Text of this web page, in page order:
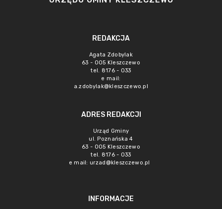
REDAKCJA
Agata Zdobylak
63 - 005 Kleszczewo
tel. 8176 - 033
e mail:
a.zdobylak@kleszczewo.pl
ADRES REDAKCJI
Urząd Gminy
ul. Poznańska 4
63 - 005 Kleszczewo
tel. 8176 - 033
e mail: urzad@kleszczewo.pl
INFORMACJE